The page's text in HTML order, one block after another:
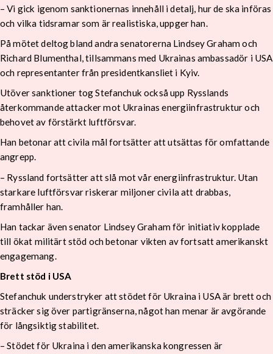
– Vi gick igenom sanktionernas innehåll i detalj, hur de ska införas
och vilka tidsramar som är realistiska, uppger han.
På mötet deltog bland andra senatorerna Lindsey Graham och
Richard Blumenthal, tillsammans med Ukrainas ambassadör i USA
och representanter från presidentkansliet i Kyiv.
Utöver sanktioner tog Stefanchuk också upp Rysslands
återkommande attacker mot Ukrainas energiinfrastruktur och
behovet av förstärkt luftförsvar.
Han betonar att civila mål fortsätter att utsättas för omfattande
angrepp.
– Ryssland fortsätter att slå mot vår energiinfrastruktur. Utan
starkare luftförsvar riskerar miljoner civila att drabbas,
framhåller han.
Han tackar även senator Lindsey Graham för initiativ kopplade
till ökat militärt stöd och betonar vikten av fortsatt amerikanskt
engagemang.
Brett stöd i USA
Stefanchuk understryker att stödet för Ukraina i USA är brett och
sträcker sig över partigränserna, något han menar är avgörande
för långsiktig stabilitet.
– Stödet för Ukraina i den amerikanska kongressen är